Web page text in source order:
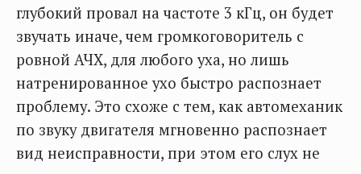
глубокий провал на частоте 3 кГц, он будет
звучать иначе, чем громкоговоритель с
ровной АЧХ, для любого уха, но лишь
натренированное ухо быстро распознает
проблему. Это схоже с тем, как автомеханик
по звуку двигателя мгновенно распознает
вид неисправности, при этом его слух не